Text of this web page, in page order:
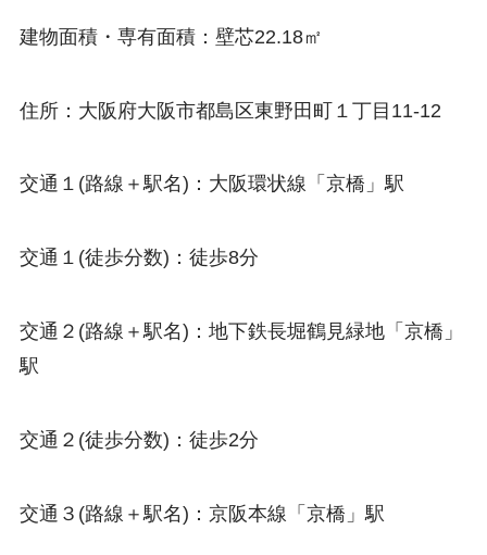
建物面積・専有面積：壁芯22.18㎡
住所：大阪府大阪市都島区東野田町１丁目11-12
交通１(路線＋駅名)：大阪環状線「京橋」駅
交通１(徒歩分数)：徒歩8分
交通２(路線＋駅名)：地下鉄長堀鶴見緑地「京橋」
駅
交通２(徒歩分数)：徒歩2分
交通３(路線＋駅名)：京阪本線「京橋」駅